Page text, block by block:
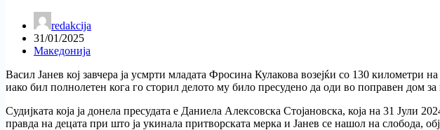
redakcija
31/01/2025
Македонија
Васил Јанев кој завчера ја усмрти младата Фросина Кулакова возејќи со 130 километри
иако бил полнолетен кога го сторил делото му било пресудено да оди во поправен дом
Судијката која ја донела пресудата е Даниела Алексовска Стојановска, која на 31 Јули
правда на децата при што ја укинала притворската мерка и Јанев се нашол на слобода,